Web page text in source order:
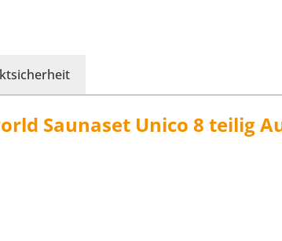
Saunaset Unico 8 teilig